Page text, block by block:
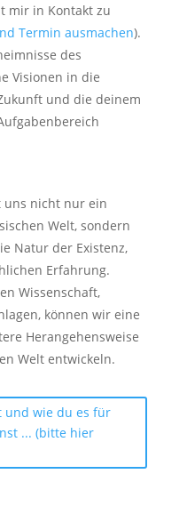
mir in Kontakt zu
Termin ausmachen).
des
Visionen in die
und die deinem
uns nicht nur ein
Welt, sondern
Natur der Existenz,
Erfahrung.
Wissenschaft,
können wir eine
Herangehensweise
Welt entwickeln.
und wie du es für
... (bitte hier